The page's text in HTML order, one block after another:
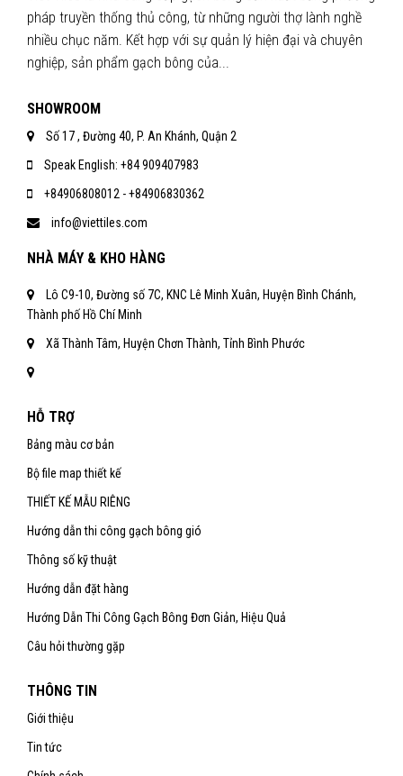
pháp truyền thống thủ công, từ những người thợ lành nghề
nhiều chục năm. Kết hợp với sự quản lý hiện đại và chuyên
nghiệp, sản phẩm gạch bông của...
SHOWROOM
Số 17 , Đường 40, P. An Khánh, Quận 2
Speak English: +84 909407983
+84906808012 - +84906830362
info@viettiles.com
NHÀ MÁY & KHO HÀNG
Lô C9-10, Đường số 7C, KNC Lê Minh Xuân, Huyện Bình Chánh,
Thành phố Hồ Chí Minh
Xã Thành Tâm, Huyện Chơn Thành, Tỉnh Bình Phước
HỖ TRỢ
Bảng màu cơ bản
Bộ file map thiết kế
THIẾT KẾ MẪU RIÊNG
Hướng dẫn thi công gạch bông gió
Thông số kỹ thuật
Hướng dẫn đặt hàng
Hướng Dẫn Thi Công Gạch Bông Đơn Giản, Hiệu Quả
Câu hỏi thường gặp
THÔNG TIN
Giới thiệu
Tin tức